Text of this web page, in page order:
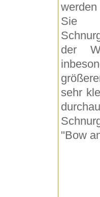
Sie
der
sehr
"Bow